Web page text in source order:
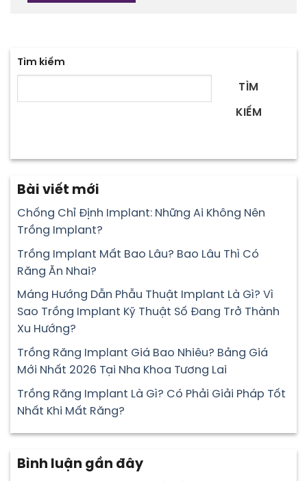
Tìm kiếm
TÌM
KIẾM
Bài viết mới
Chống Chỉ Định Implant: Những Ai Không Nên
Trồng Implant?
Trồng Implant Mất Bao Lâu? Bao Lâu Thì Có
Răng Ăn Nhai?
Máng Hướng Dẫn Phẫu Thuật Implant Là Gì? Vì
Sao Trồng Implant Kỹ Thuật Số Đang Trở Thành
Xu Hướng?
Trồng Răng Implant Giá Bao Nhiêu? Bảng Giá
Mới Nhất 2026 Tại Nha Khoa Tương Lai
Trồng Răng Implant Là Gì? Có Phải Giải Pháp Tốt
Nhất Khi Mất Răng?
Bình luận gần đây